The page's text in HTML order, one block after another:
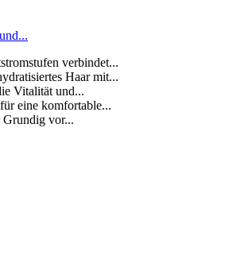
verbindet...
Haar mit...
Vitalität und...
eine komfortable...
Grundig vor...